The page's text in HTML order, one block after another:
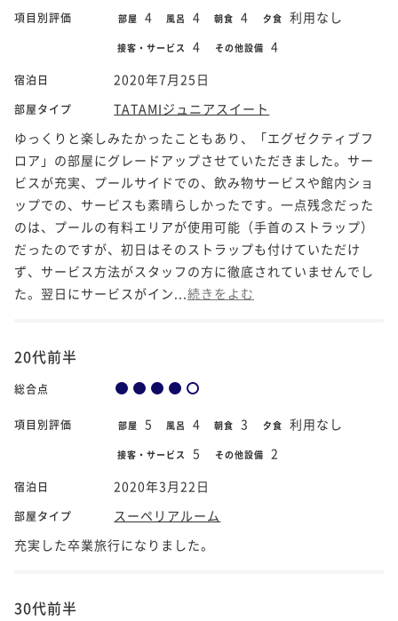
項目別評価 部屋 4 風呂 4 朝食 4 夕食 利用なし
接客・サービス 4 その他設備 4
宿泊日 2020年7月25日
部屋タイプ
TATAMIジュニアスイート
ゆっくりと楽しみたかったこともあり、「エグゼクティブフ
ロア」の部屋にグレードアップさせていただきました。サー
ビスが充実、プールサイドでの、飲み物サービスや館内ショ
ップでの、サービスも素晴らしかったです。一点残念だった
のは、プールの有料エリアが使用可能（手首のストラップ）
だったのですが、初日はそのストラップも付けていただけ
ず、サービス方法がスタッフの方に徹底されていませんでし
た。翌日にサービスがイン... 続きをよむ
20代前半
総合点
項目別評価 部屋 5 風呂 4 朝食 3 夕食 利用なし
接客・サービス 5 その他設備 2
宿泊日 2020年3月22日
部屋タイプ
スーペリアルーム
充実した卒業旅行になりました。
30代前半